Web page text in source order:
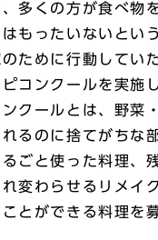
多くの方が食べ物
もったいないとい
ために行動してい
コンクールを実施
クールとは、野菜
るのに捨てがちな
ごと使った料理、
変わらせるリメイ
とができる料理を